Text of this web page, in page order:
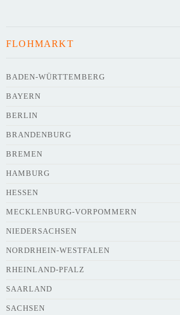
FLOHMARKT
BADEN-WÜRTTEMBERG
BAYERN
BERLIN
BRANDENBURG
BREMEN
HAMBURG
HESSEN
MECKLENBURG-VORPOMMERN
NIEDERSACHSEN
NORDRHEIN-WESTFALEN
RHEINLAND-PFALZ
SAARLAND
SACHSEN